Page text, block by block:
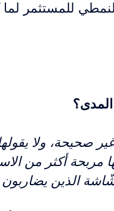
للمستثمر
صحيحة، ولا
مربحة أكثر من
الذين